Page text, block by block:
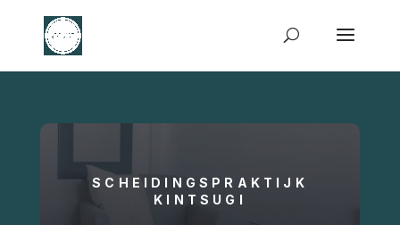
SCHEIDINGSPRAKTIJK
KINTSUGI